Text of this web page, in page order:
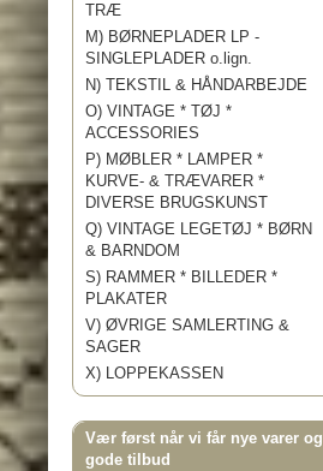
TRÆ
M) BØRNEPLADER LP -
SINGLEPLADER o.lign.
N) TEKSTIL & HÅNDARBEJDE
O) VINTAGE * TØJ *
ACCESSORIES
P) MØBLER * LAMPER *
KURVE- & TRÆVARER *
DIVERSE BRUGSKUNST
Q) VINTAGE LEGETØJ * BØRN
& BARNDOM
S) RAMMER * BILLEDER *
PLAKATER
V) ØVRIGE SAMLERTING &
SAGER
X) LOPPEKASSEN
Vær først når vi får nye varer og
gode tilbud